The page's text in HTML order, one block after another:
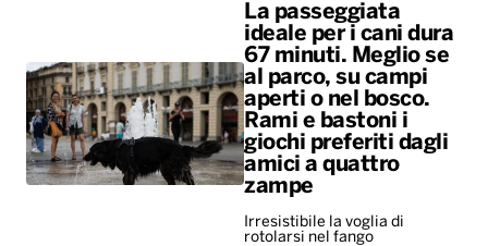
La passeggiata
ideale per i cani dura
67 minuti. Meglio se
al parco, su campi
aperti o nel bosco.
Rami e bastoni i
giochi preferiti dagli
amici a quattro
zampe
Irresistibile la voglia di
rotolarsi nel fango